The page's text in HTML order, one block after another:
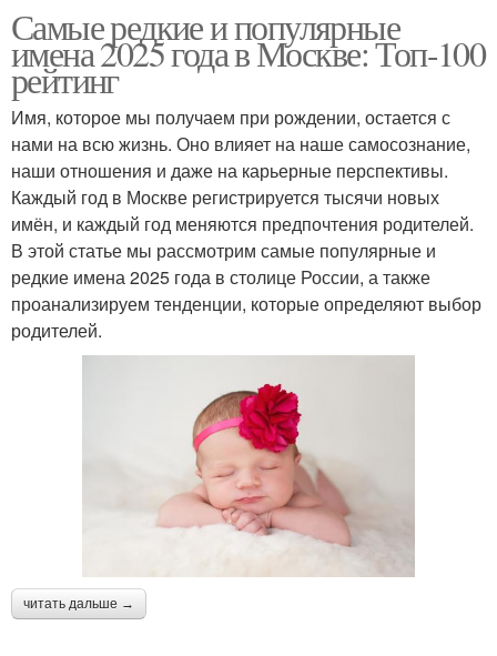
Самые редкие и популярные
имена 2025 года в Москве: Топ-100
рейтинг
Имя, которое мы получаем при рождении, остается с
нами на всю жизнь. Оно влияет на наше самосознание,
наши отношения и даже на карьерные перспективы.
Каждый год в Москве регистрируется тысячи новых
имён, и каждый год меняются предпочтения родителей.
В этой статье мы рассмотрим самые популярные и
редкие имена 2025 года в столице России, а также
проанализируем тенденции, которые определяют выбор
родителей.
читать дальше →